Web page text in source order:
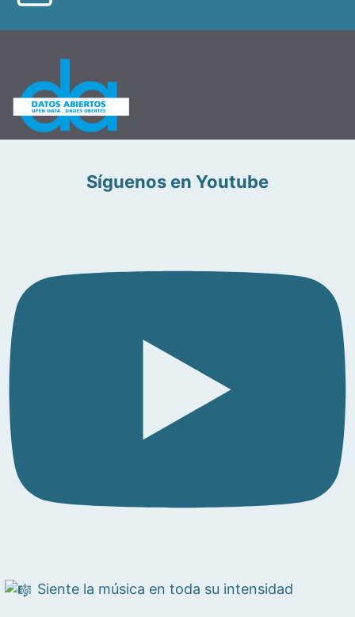
Síguenos en Youtube
Siente la música en toda su intensidad